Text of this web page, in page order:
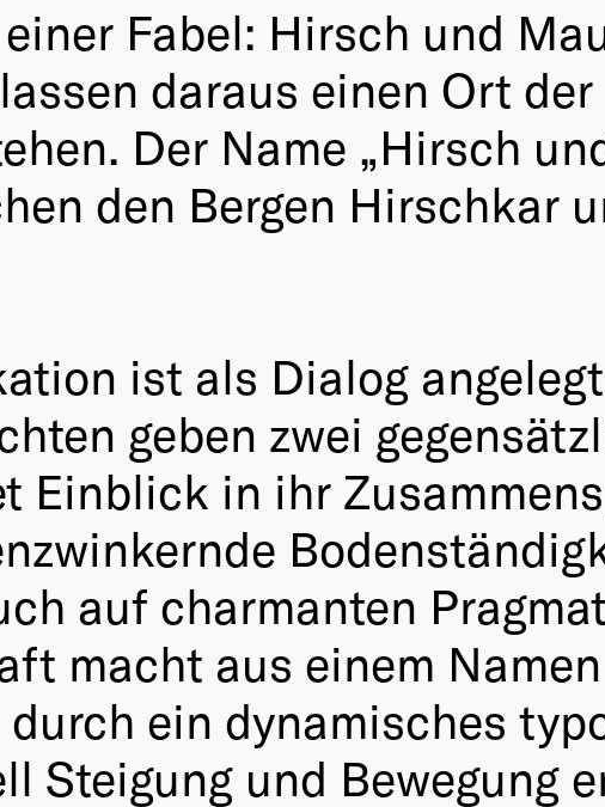
Fabel: Hirsch und
daraus einen Ort der
Der Name „Hirsch
den Bergen Hirschkar
ist als Dialog
geben zwei
Einblick in ihr
auf charmanten
macht aus einem
ein dynamisches
Steigung und Bewegung